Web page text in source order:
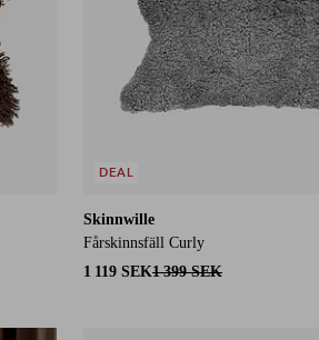
Skinnwille
Fårskinnsfäll Curly
1 119 SEK1 399 SEK
DEAL